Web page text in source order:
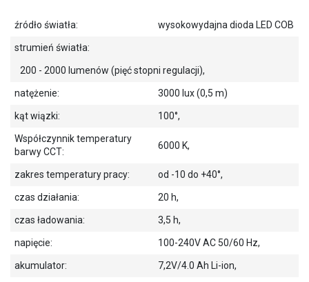
źródło światła: wysokowydajna dioda LED COB
strumień światła:
200 - 2000 lumenów (pięć stopni regulacji),
natężenie: 3000 lux (0,5 m)
kąt wiązki: 100°,
Współczynnik temperatury
barwy CCT:
6000 K,
zakres temperatury pracy: od -10 do +40°,
czas działania: 20 h,
czas ładowania: 3,5 h,
napięcie: 100-240V AC 50/60 Hz,
akumulator: 7,2V/4.0 Ah Li-ion,